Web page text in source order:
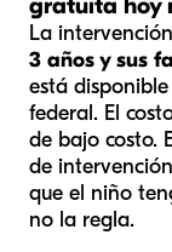
La
3 años y sus
está
federal. El
de bajo costo.
de
que el niño
no la regla.